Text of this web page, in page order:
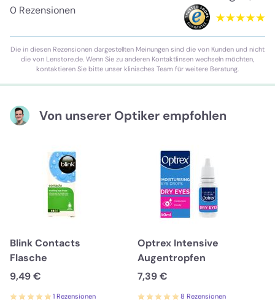
0 Rezensionen
Die in diesen Rezensionen dargestellten Meinungen sind die von Kunden und nicht
die von Lenstore.de. Wenn Sie zu anderen Kontaktlinsen wechseln möchten,
kontaktieren Sie bitte unser klinisches Team für weitere Beratung.
Von unserer Optiker empfohlen
Blink Contacts
Flasche
9,49 €
1 Rezensionen
Optrex Intensive
Augentropfen
7,39 €
8 Rezensionen